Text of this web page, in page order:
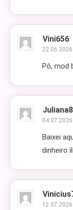
Vini656
Pô, mod
Baixei
dinheiro